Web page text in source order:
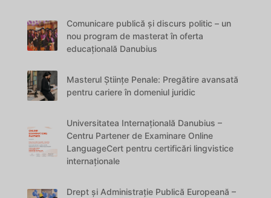
Comunicare publică și discurs politic – un
nou program de masterat în oferta
educațională Danubius
Masterul Științe Penale: Pregătire avansată
pentru cariere în domeniul juridic
Universitatea Internațională Danubius –
Centru Partener de Examinare Online
LanguageCert pentru certificări lingvistice
internaționale
Drept și Administrație Publică Europeană –